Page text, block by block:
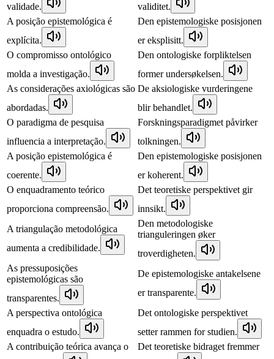
validade.
validitet.
A posição epistemológica é
explícita.
Den epistemologiske posisjonen
er eksplisitt.
O compromisso ontológico
molda a investigação.
Den ontologiske forpliktelsen
former undersøkelsen.
As considerações axiológicas são
abordadas.
De aksiologiske vurderingene
blir behandlet.
O paradigma de pesquisa
influencia a interpretação.
Forskningsparadigmet påvirker
tolkningen.
A posição epistemológica é
coerente.
Den epistemologiske posisjonen
er koherent.
O enquadramento teórico
proporciona compreensão.
Det teoretiske perspektivet gir
innsikt.
A triangulação metodológica
aumenta a credibilidade.
Den metodologiske
trianguleringen øker
troverdigheten.
As pressuposições
epistemológicas são
transparentes.
De epistemologiske antakelsene
er transparente.
A perspectiva ontológica
enquadra o estudo.
Det ontologiske perspektivet
setter rammen for studien.
A contribuição teórica avança o
Det teoretiske bidraget fremmer